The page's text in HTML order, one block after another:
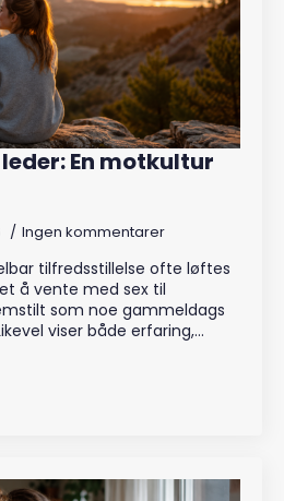
En motkultur
Ingen kommentarer
tilfredsstillelse ofte løftes
å vente med sex til
som noe gammeldags
viser både erfaring,…